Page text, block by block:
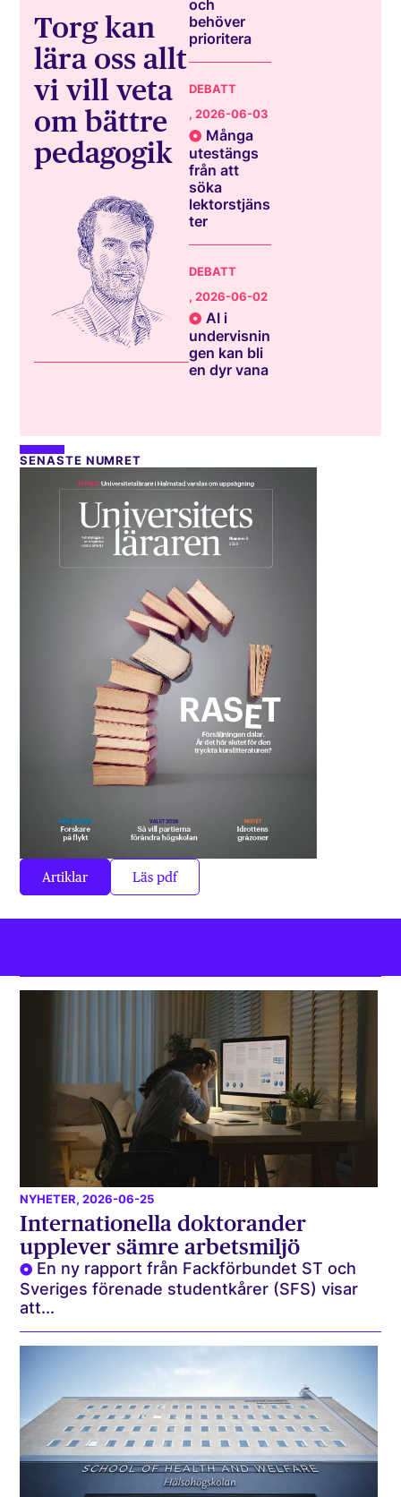
Torg kan
lära oss allt
vi vill veta
om bättre
pedagogik
och
behöver
prioritera
DEBATT
, 2026-06-03
Många
utestängs
från att
söka
lektorstjäns
ter
DEBATT
, 2026-06-02
AI i
undervisnin
gen kan bli
en dyr vana
SENASTE NUMRET
Artiklar Läs pdf
NYHETER, 2026-06-25
Internationella doktorander
upplever sämre arbetsmiljö
En ny rapport från Fackförbundet ST och
Sveriges förenade studentkårer (SFS) visar
att...